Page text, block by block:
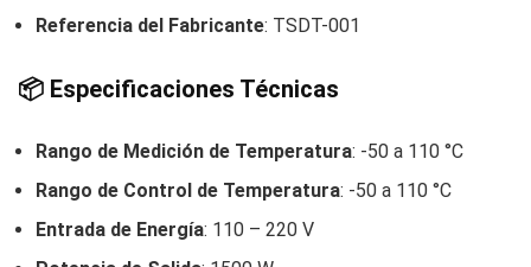
Referencia del Fabricante: TSDT-001
📦 Especificaciones Técnicas
Rango de Medición de Temperatura: -50 a 110 °C
Rango de Control de Temperatura: -50 a 110 °C
Entrada de Energía: 110 – 220 V